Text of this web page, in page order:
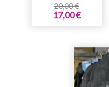
20,00 €
17,00 €